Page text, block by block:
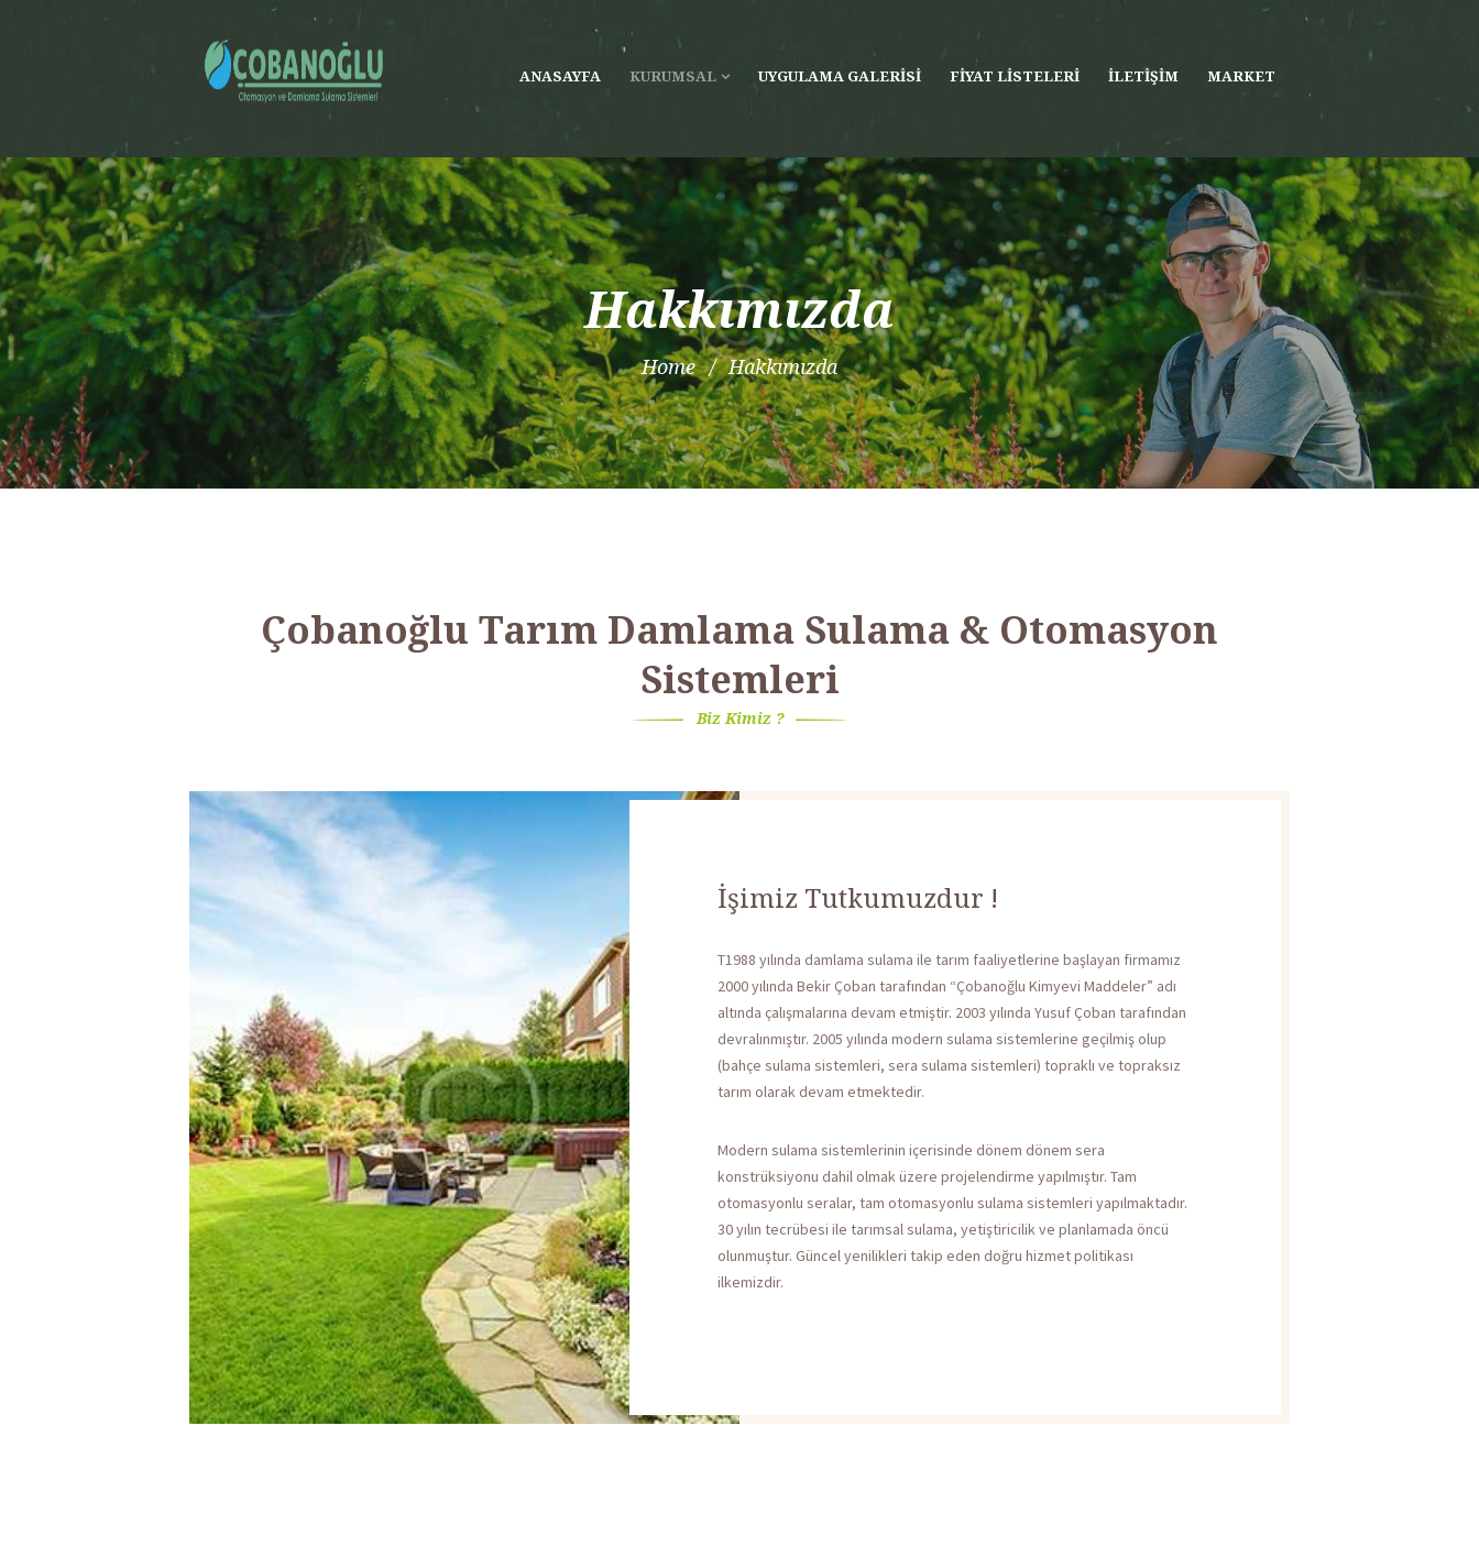
ANASAYFA KURUMSAL UYGULAMA GALERISI FIYAT LISTELERI İLETIŞIM MARKET
Hakkımızda
Home Hakkımızda
Çobanoğlu Tarım Damlama Sulama & Otomasyon
Sistemleri
Biz Kimiz ?
İşimiz Tutkumuzdur !
T1988 yılında damlama sulama ile tarım faaliyetlerine başlayan firmamız
2000 yılında Bekir Çoban tarafından “Çobanoğlu Kimyevi Maddeler” adı
altında çalışmalarına devam etmiştir. 2003 yılında Yusuf Çoban tarafından
devralınmıştır. 2005 yılında modern sulama sistemlerine geçilmiş olup
(bahçe sulama sistemleri, sera sulama sistemleri) topraklı ve topraksız
tarım olarak devam etmektedir.
Modern sulama sistemlerinin içerisinde dönem dönem sera
konstrüksiyonu dahil olmak üzere projelendirme yapılmıştır. Tam
otomasyonlu seralar, tam otomasyonlu sulama sistemleri yapılmaktadır.
30 yılın tecrübesi ile tarımsal sulama, yetiştiricilik ve planlamada öncü
olunmuştur. Güncel yenilikleri takip eden doğru hizmet politikası
ilkemizdir.